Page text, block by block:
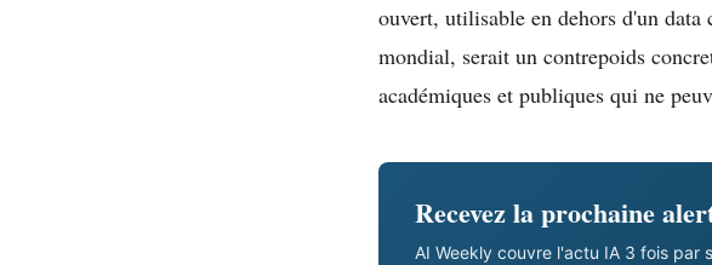
ouvert, utilisable en dehors d'un
mondial, serait un contrepoids
académiques et publiques qui ne
Recevez la prochaine
AI Weekly couvre l'actu IA 3 fois par